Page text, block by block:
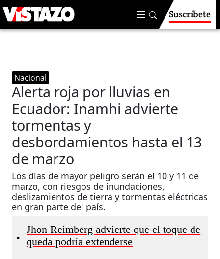
Suscríbete
Nacional
Alerta roja por lluvias en
Ecuador: Inamhi advierte
tormentas y
desbordamientos hasta el 13
de marzo
Los días de mayor peligro serán el 10 y 11 de
marzo, con riesgos de inundaciones,
deslizamientos de tierra y tormentas eléctricas
en gran parte del país.
•
Jhon Reimberg advierte que el toque de
queda podría extenderse